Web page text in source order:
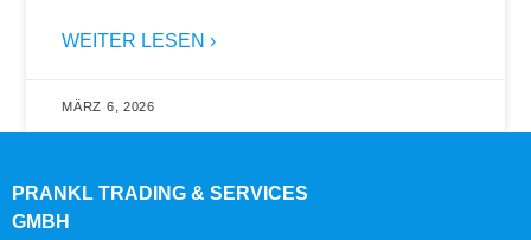
WEITER LESEN ›
MÄRZ 6, 2026
PRANKL TRADING & SERVICES
GMBH